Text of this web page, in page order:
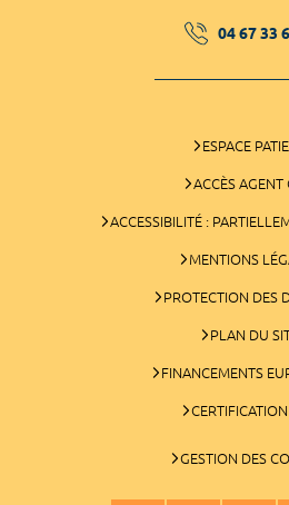
04 67 33
ESPACE
ACCÈS AGENT
ACCESSIBILITÉ :
MENTIONS
PROTECTION DES
PLAN DU
FINANCEMENTS
GESTION DES